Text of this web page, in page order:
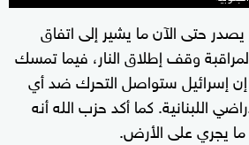
حتى الآن ما يشير إلى اتفاق
وقف إطلاق النار، فيما تمسك
إن إسرائيل ستواصل التحرك ضد أي
اللبنانية. كما أكد حزب الله أنه
يجري على الأرض.